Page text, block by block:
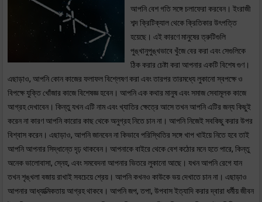
আপনি বেশ গতি সঙ্গে চলাফেরা করবেন। ইংরাজী
শব্দ ক্রিটিক্যাল থেকে ক্রিতিকার উৎপত্তি
হয়েছে। এই কারণে মানুষের ত্রুটিগুলি
পুঙ্খানুপুঙ্খভাবে খুঁজে বের করা এবং সেগুলিকে
ঠিক করার চেষ্টা করা আপনার একটি বিশেষ গুণ।
এছাড়াও, আপনি কোন কাজের ফলাফল বিশ্লেষণ করা এবং তারপর তারমধ্যে লুকানো স্বপক্ষে ও
বিপক্ষে যুক্তি খোঁজার কাজে বিশেষজ্ঞ হবেন। আপনি এক কথার মানুষ এবং সমাজ সেবামূলক কাজে
আগ্রহ দেখাবেন। কিন্তু যখন এটি নাম এবং খ্যাতির ক্ষেত্রে আসে তখন আপনি এটির জন্য কিছুই
করেন না কারণ আপনি কারোর কাছ থেকে অনুগ্রহ নিতে চান না। আপনি নিজেই সবকিছু করার উপর
বিশ্বাস করেন। এছাড়াও, আপনি জানবেন না কিভাবে পরিস্থিতির সঙ্গে খাপ খাইয়ে নিতে হবে তাই
আপনি আপনার সিদ্ধান্তে দৃঢ় থাকবেন। আপনাকে বাইরে থেকে বেশ কঠোর মনে হতে পারে, কিন্তু
অনেক ভালোবাসা, স্নেহ, এবং সমবেদনা আপনার ভিতরে লুকানো আছে। যখন আপনি রেগে যান
তখন শৃঙ্খলা বজায় রাখাই সবচেয়ে শ্রেয়। আপনি কখনও কাউকে ভয় দেখাতে চান না। এছাড়াও
আপনার আধ্যাত্মিকতায় আগ্রহ থাকবে। আপনি জপ, তপা, উপবাস ইত্যাদি করার দ্বারা ধর্মীয় জীবন